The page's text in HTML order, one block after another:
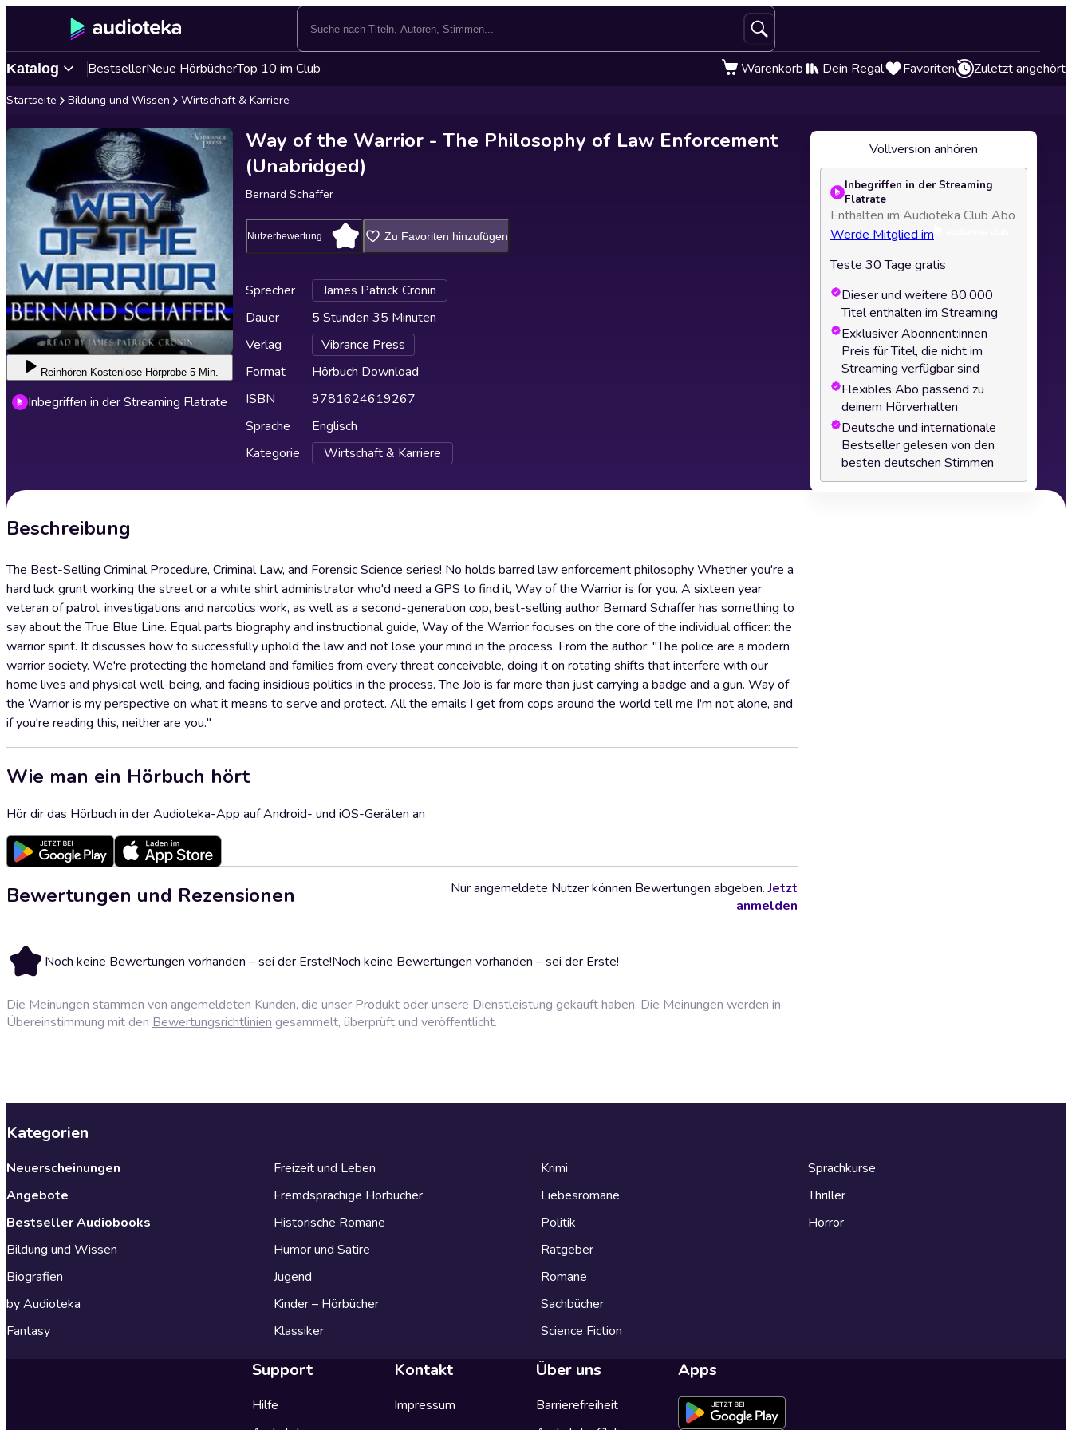
Katalog BestsellerNeue HörbücherTop 10 im Club Warenkorb Dein Regal Favoriten Zuletzt angehört
Startseite Bildung und Wissen Wirtschaft & Karriere
Reinhören Kostenlose Hörprobe 5 Min.
Inbegriffen in der Streaming Flatrate
Way of the Warrior - The Philosophy of Law Enforcement
(Unabridged)
Bernard Schaffer
Nutzerbewertung Zu Favoriten hinzufügen
Sprecher
James Patrick Cronin
Dauer
5 Stunden 35 Minuten
Verlag
Vibrance Press
Format
Hörbuch Download
ISBN
9781624619267
Sprache
Englisch
Kategorie
Wirtschaft & Karriere
Beschreibung
The Best-Selling Criminal Procedure, Criminal Law, and Forensic Science series! No holds barred law enforcement philosophy Whether you're a
hard luck grunt working the street or a white shirt administrator who'd need a GPS to find it, Way of the Warrior is for you. A sixteen year
veteran of patrol, investigations and narcotics work, as well as a second-generation cop, best-selling author Bernard Schaffer has something to
say about the True Blue Line. Equal parts biography and instructional guide, Way of the Warrior focuses on the core of the individual officer: the
warrior spirit. It discusses how to successfully uphold the law and not lose your mind in the process. From the author: "The police are a modern
warrior society. We're protecting the homeland and families from every threat conceivable, doing it on rotating shifts that interfere with our
home lives and physical well-being, and facing insidious politics in the process. The Job is far more than just carrying a badge and a gun. Way of
the Warrior is my perspective on what it means to serve and protect. All the emails I get from cops around the world tell me I'm not alone, and
if you're reading this, neither are you."
Wie man ein Hörbuch hört
Hör dir das Hörbuch in der Audioteka-App auf Android- und iOS-Geräten an
Bewertungen und Rezensionen
Noch keine Bewertungen vorhanden – sei der Erste!Noch keine Bewertungen vorhanden – sei der Erste!
Nur angemeldete Nutzer können Bewertungen abgeben.Jetzt
anmelden
Die Meinungen stammen von angemeldeten Kunden, die unser Produkt oder unsere Dienstleistung gekauft haben. Die Meinungen werden in
Übereinstimmung mit den Bewertungsrichtlinien gesammelt, überprüft und veröffentlicht.
Vollversion anhören
Inbegriffen in der Streaming
Flatrate
Enthalten im Audioteka Club Abo
Werde Mitglied im
Teste 30 Tage gratis
Dieser und weitere 80.000
Titel enthalten im Streaming
Exklusiver Abonnent:innen
Preis für Titel, die nicht im
Streaming verfügbar sind
Flexibles Abo passend zu
deinem Hörverhalten
Deutsche und internationale
Bestseller gelesen von den
besten deutschen Stimmen
Kategorien
Neuerscheinungen
Angebote
Bestseller Audiobooks
Bildung und Wissen
Biografien
by Audioteka
Fantasy
Freizeit und Leben
Fremdsprachige Hörbücher
Historische Romane
Humor und Satire
Jugend
Kinder – Hörbücher
Klassiker
Krimi
Liebesromane
Politik
Ratgeber
Romane
Sachbücher
Science Fiction
Sprachkurse
Thriller
Horror
Support
Hilfe
Kontakt
Impressum
Über uns
Barrierefreiheit
Apps